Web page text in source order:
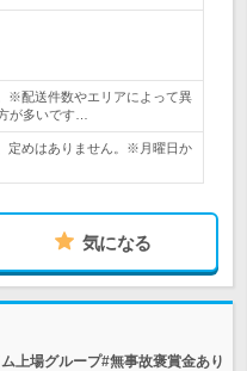
※配送件数やエリアによって異
が多いです…
定めはありません。※月曜日か
気になる
上場グループ#無事故褒賞金あり